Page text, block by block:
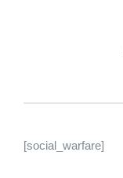
[social_warfare]